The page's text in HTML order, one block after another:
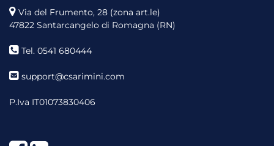
Via del Frumento, 28 (zona art.le)
47822 Santarcangelo di Romagna (RN)
Tel. 0541 680444
support@csarimini.com
P.Iva IT01073830406